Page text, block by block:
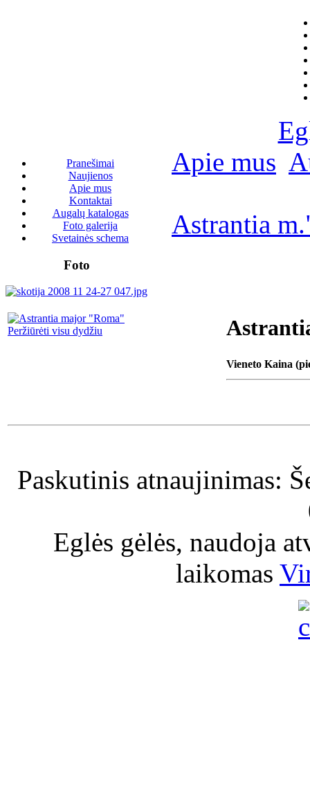
Pranešimai
Naujienos
Apie mus
Kontaktai
Augalų katalogas
Foto galerija
Svetainės schema
Foto
Apie mus
Astrantia
Peržiūrėti visu dydžiu
Vieneto Kaina
Paskutinis atnaujinimas:
Eglės gėlės, naudoja
laikomas